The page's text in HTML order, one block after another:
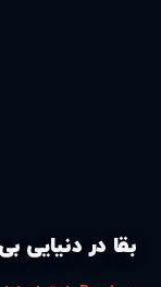
بقا در دنیایی